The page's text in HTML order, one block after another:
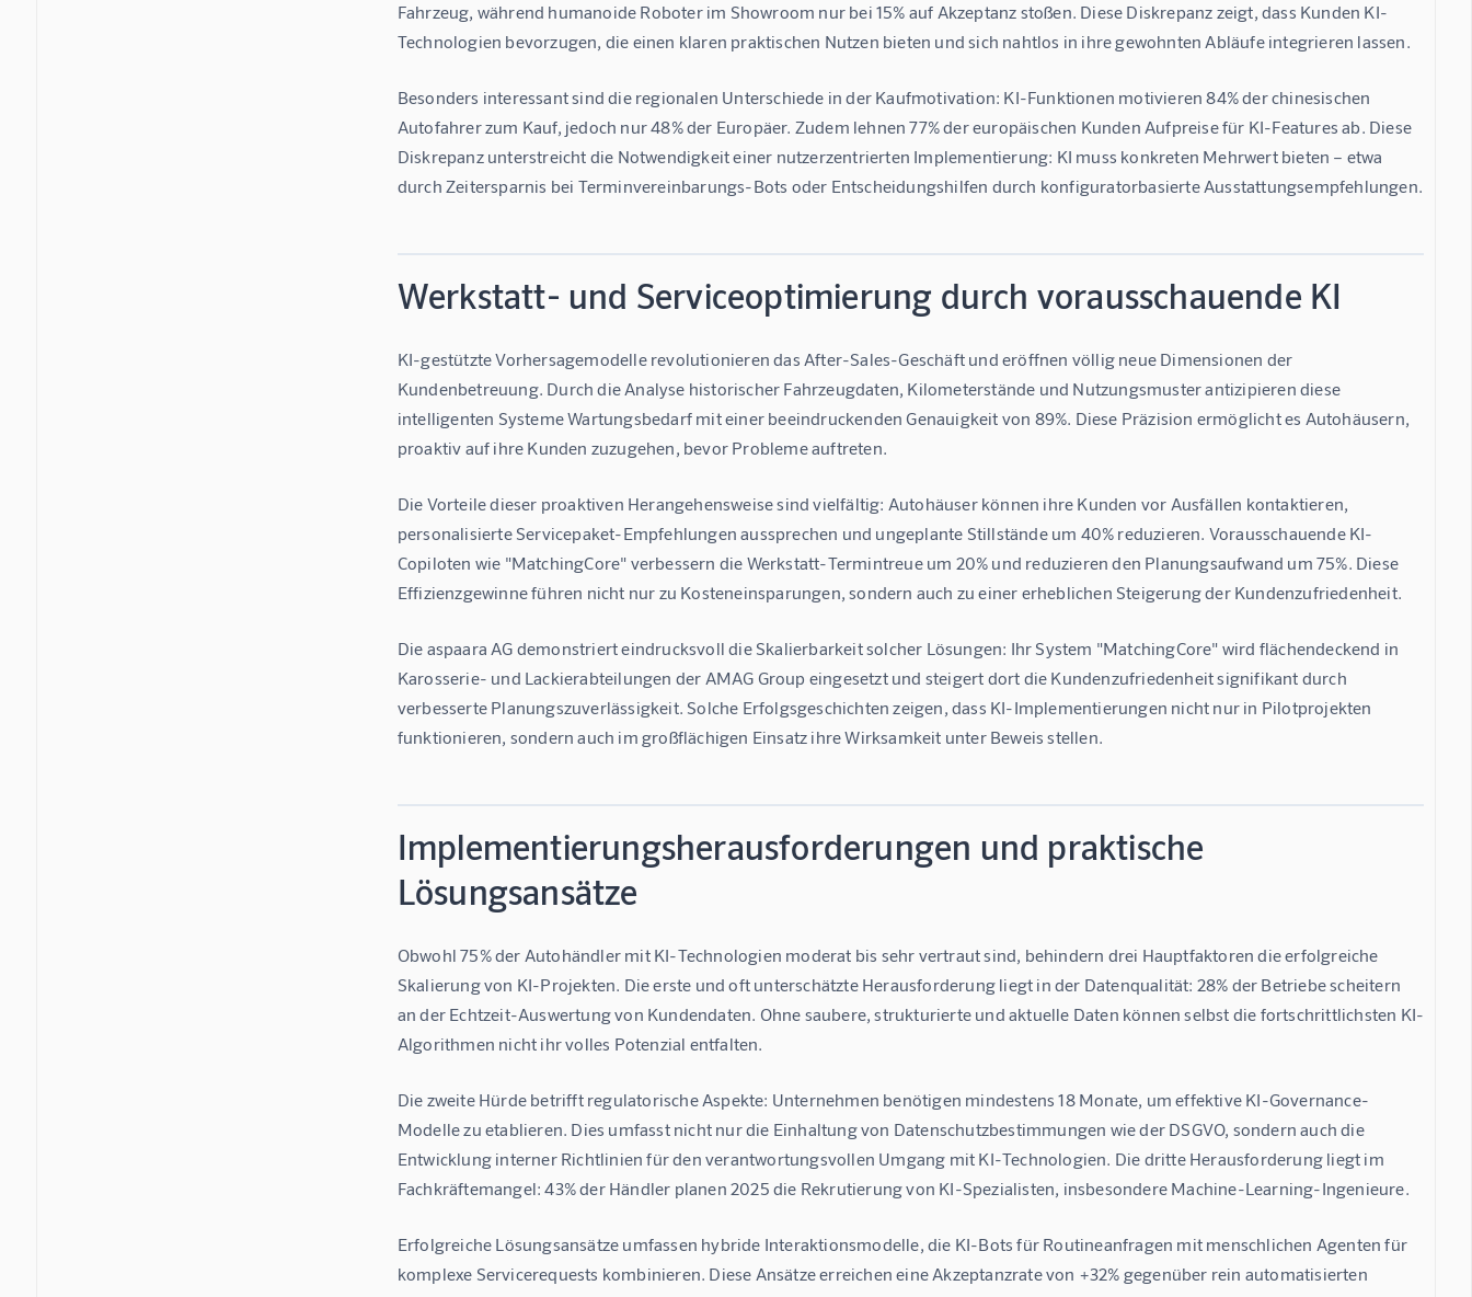
Fahrzeug, während humanoide Roboter im Showroom nur bei 15% auf Akzeptanz stoßen. Diese Diskrepanz zeigt, dass Kunden KI-
Technologien bevorzugen, die einen klaren praktischen Nutzen bieten und sich nahtlos in ihre gewohnten Abläufe integrieren lassen.
Besonders interessant sind die regionalen Unterschiede in der Kaufmotivation: KI-Funktionen motivieren 84% der chinesischen
Autofahrer zum Kauf, jedoch nur 48% der Europäer. Zudem lehnen 77% der europäischen Kunden Aufpreise für KI-Features ab. Diese
Diskrepanz unterstreicht die Notwendigkeit einer nutzerzentrierten Implementierung: KI muss konkreten Mehrwert bieten – etwa
durch Zeitersparnis bei Terminvereinbarungs-Bots oder Entscheidungshilfen durch konfiguratorbasierte Ausstattungsempfehlungen.
Werkstatt- und Serviceoptimierung durch vorausschauende KI
KI-gestützte Vorhersagemodelle revolutionieren das After-Sales-Geschäft und eröffnen völlig neue Dimensionen der
Kundenbetreuung. Durch die Analyse historischer Fahrzeugdaten, Kilometerstände und Nutzungsmuster antizipieren diese
intelligenten Systeme Wartungsbedarf mit einer beeindruckenden Genauigkeit von 89%. Diese Präzision ermöglicht es Autohäusern,
proaktiv auf ihre Kunden zuzugehen, bevor Probleme auftreten.
Die Vorteile dieser proaktiven Herangehensweise sind vielfältig: Autohäuser können ihre Kunden vor Ausfällen kontaktieren,
personalisierte Servicepaket-Empfehlungen aussprechen und ungeplante Stillstände um 40% reduzieren. Vorausschauende KI-
Copiloten wie "MatchingCore" verbessern die Werkstatt-Termintreue um 20% und reduzieren den Planungsaufwand um 75%. Diese
Effizienzgewinne führen nicht nur zu Kosteneinsparungen, sondern auch zu einer erheblichen Steigerung der Kundenzufriedenheit.
Die aspaara AG demonstriert eindrucksvoll die Skalierbarkeit solcher Lösungen: Ihr System "MatchingCore" wird flächendeckend in
Karosserie- und Lackierabteilungen der AMAG Group eingesetzt und steigert dort die Kundenzufriedenheit signifikant durch
verbesserte Planungszuverlässigkeit. Solche Erfolgsgeschichten zeigen, dass KI-Implementierungen nicht nur in Pilotprojekten
funktionieren, sondern auch im großflächigen Einsatz ihre Wirksamkeit unter Beweis stellen.
Implementierungsherausforderungen und praktische
Lösungsansätze
Obwohl 75% der Autohändler mit KI-Technologien moderat bis sehr vertraut sind, behindern drei Hauptfaktoren die erfolgreiche
Skalierung von KI-Projekten. Die erste und oft unterschätzte Herausforderung liegt in der Datenqualität: 28% der Betriebe scheitern
an der Echtzeit-Auswertung von Kundendaten. Ohne saubere, strukturierte und aktuelle Daten können selbst die fortschrittlichsten KI-
Algorithmen nicht ihr volles Potenzial entfalten.
Die zweite Hürde betrifft regulatorische Aspekte: Unternehmen benötigen mindestens 18 Monate, um effektive KI-Governance-
Modelle zu etablieren. Dies umfasst nicht nur die Einhaltung von Datenschutzbestimmungen wie der DSGVO, sondern auch die
Entwicklung interner Richtlinien für den verantwortungsvollen Umgang mit KI-Technologien. Die dritte Herausforderung liegt im
Fachkräftemangel: 43% der Händler planen 2025 die Rekrutierung von KI-Spezialisten, insbesondere Machine-Learning-Ingenieure.
Erfolgreiche Lösungsansätze umfassen hybride Interaktionsmodelle, die KI-Bots für Routineanfragen mit menschlichen Agenten für
komplexe Servicerequests kombinieren. Diese Ansätze erreichen eine Akzeptanzrate von +32% gegenüber rein automatisierten